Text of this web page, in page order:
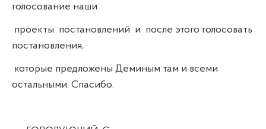
голосование наши
проекты постановлений и после этого голосовать
постановления,
которые предложены Деминым там и всеми
остальными. Спасибо.